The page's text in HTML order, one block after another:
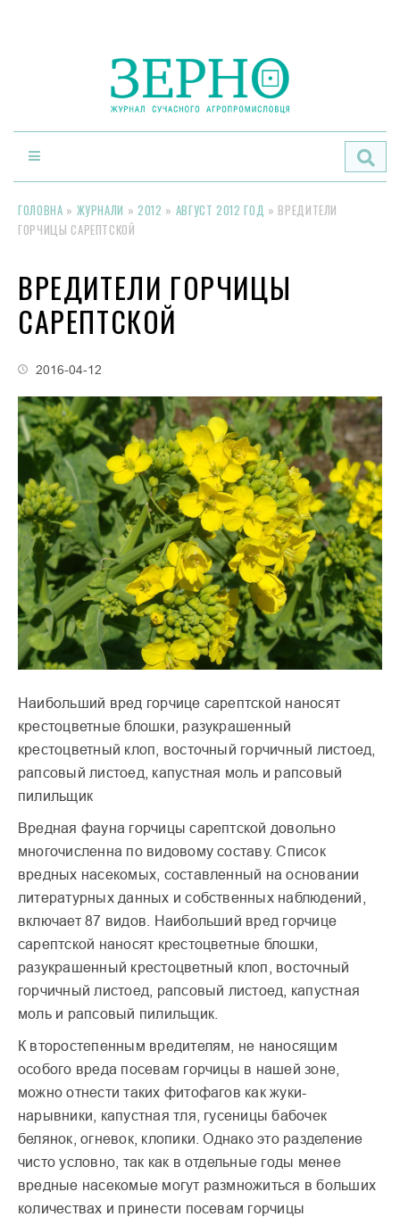
ГОЛОВНА » ЖУРНАЛИ »2012 » АВГУСТ 2012 ГОД » ВРЕДИТЕЛИ
ГОРЧИЦЫ САРЕПТСКОЙ
ВРЕДИТЕЛИ ГОРЧИЦЫ
САРЕПТСКОЙ
2016-04-12
Наибольший вред горчице сарептской наносят
крестоцветные блошки, разукрашенный
крестоцветный клоп, восточный горчичный листоед,
рапсовый листоед, капустная моль и рапсовый
пилильщик
Вредная фауна горчицы сарептской довольно
многочисленна по видовому составу. Список
вредных насекомых, составленный на основании
литературных данных и собственных наблюдений,
включает 87 видов. Наибольший вред горчице
сарептской наносят крестоцветные блошки,
разукрашенный крестоцветный клоп, восточный
горчичный листоед, рапсовый листоед, капустная
моль и рапсовый пилильщик.
К второстепенным вредителям, не наносящим
особого вреда посевам горчицы в нашей зоне,
можно отнести таких фитофагов как жуки-
нарывники, капустная тля, гусеницы бабочек
белянок, огневок, клопики. Однако это разделение
чисто условно, так как в отдельные годы менее
вредные насекомые могут размножиться в больших
количествах и принести посевам горчицы